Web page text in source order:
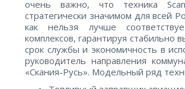
очень важно, что техника
стратегически значимом для всей
как нельзя лучше
комплексов, гарантируя стабильно
срок службы и экономичность в
руководитель направления
«Скания-Русь». Модельный ряд